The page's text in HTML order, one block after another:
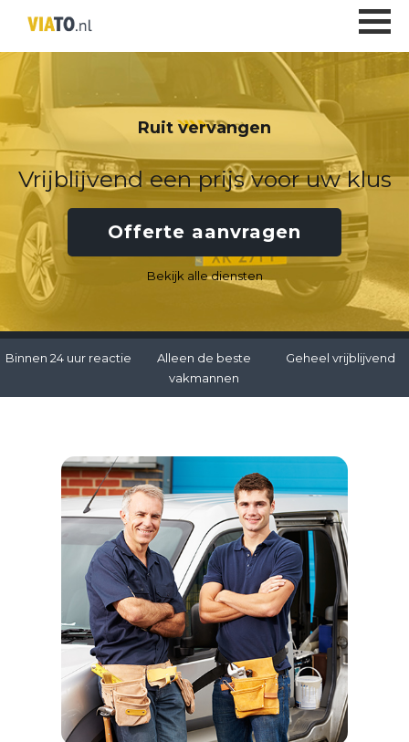
Ruit vervangen
Vrijblijvend een prijs voor uw klus
Offerte aanvragen
Bekijk alle diensten
Binnen 24 uur reactie
Alleen de beste
vakmannen
Geheel vrijblijvend